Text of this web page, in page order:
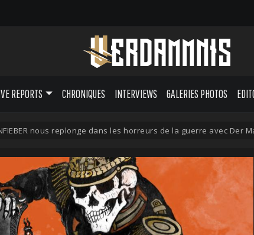
REPORTS CHRONIQUES INTERVIEWS GALERIES PHOTOS
nous replonge dans les horreurs de la guerre avec Der